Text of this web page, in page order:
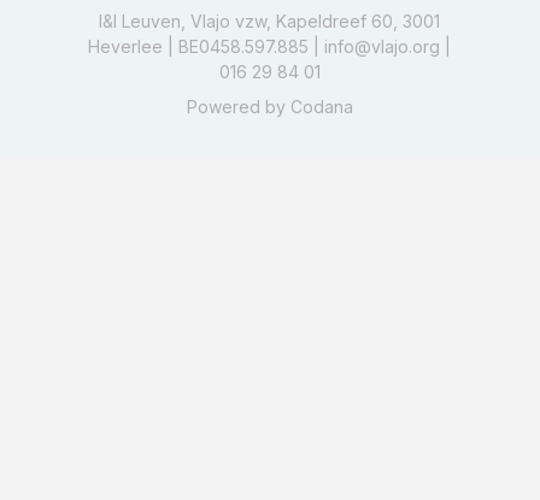
I&I Leuven, Vlajo vzw, Kapeldreef 60, 3001
Heverlee | BE0458.597.885 | info@vlajo.org
016 29 84 01
Powered by Codana